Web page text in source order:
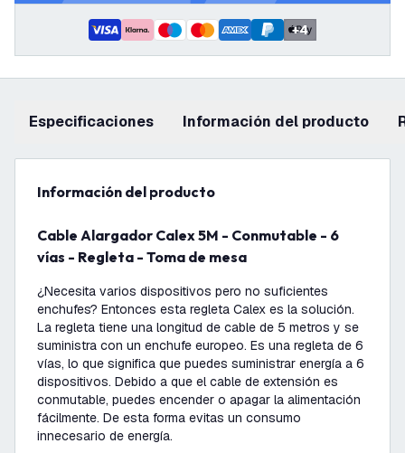
+4
Especificaciones información del producto
información del producto
Cable Alargador Calex 5M - Conmutable - 6
vías - Regleta - Toma de mesa
¿Necesita varios dispositivos pero no suficientes
enchufes? Entonces esta regleta Calex es la solución.
La regleta tiene una longitud de cable de 5 metros y se
suministra con un enchufe europeo. Es una regleta de 6
vías, lo que significa que puedes suministrar energía a 6
dispositivos. Debido a que el cable de extensión es
conmutable, puedes encender o apagar la alimentación
fácilmente. De esta forma evitas un consumo
innecesario de energía.